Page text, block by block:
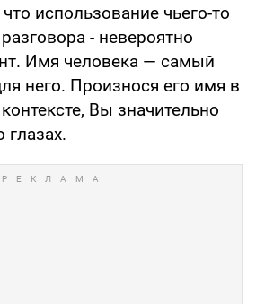
использование чьего-то
- невероятно
Имя человека — самый
него. Произнося его имя в
Вы значительно
глазах.